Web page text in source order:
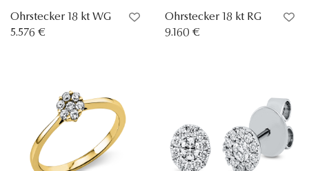
Ohrstecker 18 kt WG
5.576 €
Ohrstecker 18 kt RG
9.160 €